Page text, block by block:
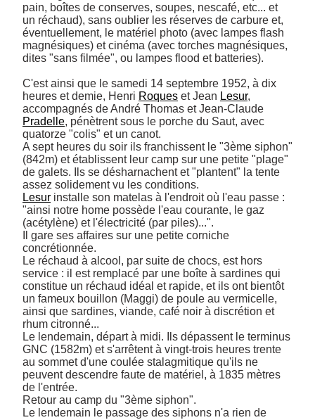
pain, boîtes de conserves, soupes, nescafé, etc... et
un réchaud), sans oublier les réserves de carbure et,
éventuellement, le matériel photo (avec lampes flash
magnésiques) et cinéma (avec torches magnésiques,
dites "sans filmée", ou lampes flood et batteries).
C'est ainsi que le samedi 14 septembre 1952, à dix
heures et demie, Henri Roques et Jean Lesur,
Pradelle, pénètrent sous le porche du Saut, avec
quatorze "colis" et un canot.
A sept heures du soir ils franchissent le "3ème siphon"
(842m) et établissent leur camp sur une petite "plage"
de galets. Ils se désharnachent et "plantent" la tente
Lesur installe son matelas à l'endroit où l'eau passe :
"ainsi notre home possède l'eau courante, le gaz
(acétylène) et l'électricité (par piles)...".
Il gare ses affaires sur une petite corniche
concrétionnée.
Le réchaud à alcool, par suite de chocs, est hors
service : il est remplacé par une boîte à sardines qui
constitue un réchaud idéal et rapide, et ils ont bientôt
un fameux bouillon (Maggi) de poule au vermicelle,
ainsi que sardines, viande, café noir à discrétion et
rhum citronné...
Le lendemain, départ à midi. Ils dépassent le terminus
GNC (1582m) et s'arrêtent à vingt-trois heures trente
au sommet d'une coulée stalagmitique qu'ils ne
peuvent descendre faute de matériel, à 1835 mètres
de l'entrée.
Retour au camp du "3ème siphon".
Le lendemain le passage des siphons n'a rien de